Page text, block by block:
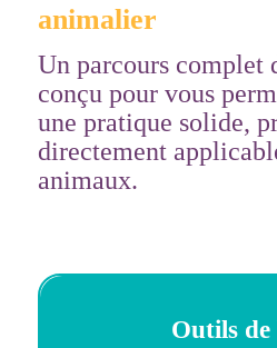
animalier
Un parcours complet
conçu pour vous
une pratique solide,
directement
animaux.
Outils de